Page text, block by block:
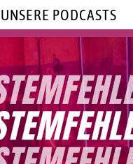
UNSERE PODCASTS